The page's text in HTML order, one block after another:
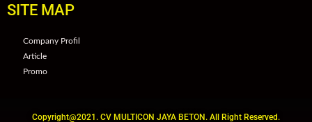
SITE MAP
Company Profil
Article
Promo
Copyright@2021. CV MULTICON JAYA BETON. All Right Reserved.